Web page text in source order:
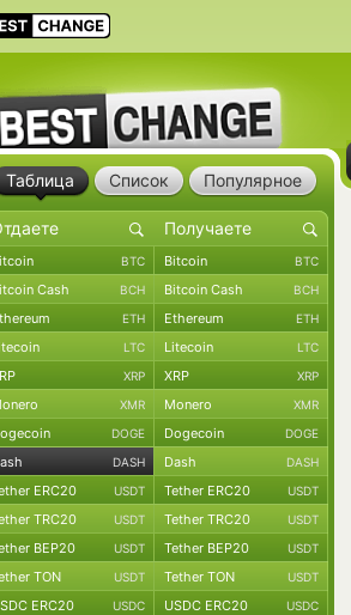
Таблица Список Популярное
BTC Bitcoin BTC
Cash BCH Bitcoin Cash BCH
ETH Ethereum ETH
LTC Litecoin LTC
XRP XRP XRP
XMR Monero XMR
DOGE Dogecoin DOGE
DASH Dash DASH
ERC20 USDT Tether ERC20 USDT
TRC20 USDT Tether TRC20 USDT
BEP20 USDT Tether BEP20 USDT
TON USDT Tether TON USDT
ERC20 USDC USDC ERC20 USDC